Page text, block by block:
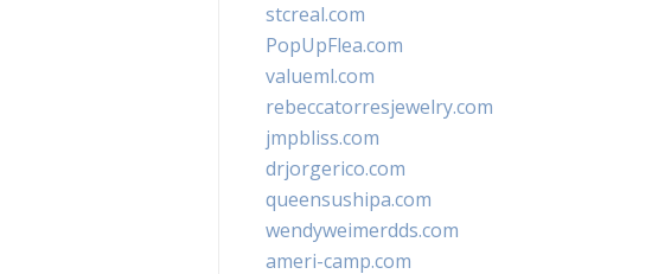
stcreal.com
PopUpFlea.com
valueml.com
rebeccatorresjewelry.com
jmpbliss.com
drjorgerico.com
queensushipa.com
wendyweimerdds.com
ameri-camp.com